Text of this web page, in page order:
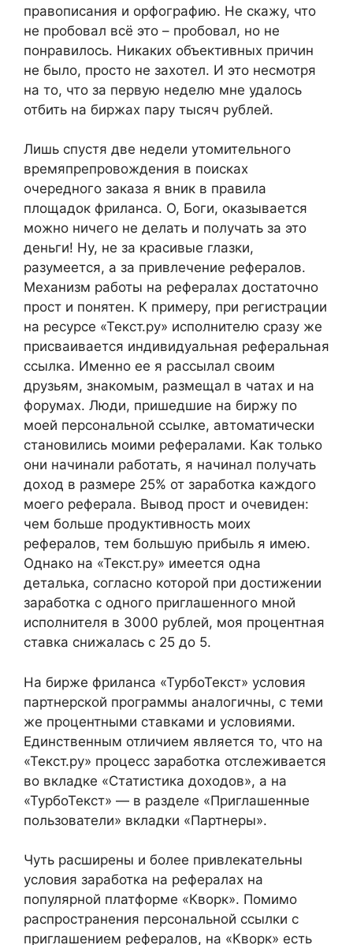
правописания и орфографию. Не скажу, что
не пробовал всё это – пробовал, но не
понравилось. Никаких объективных причин
не было, просто не захотел. И это несмотря
на то, что за первую неделю мне удалось
отбить на биржах пару тысяч рублей.
Лишь спустя две недели утомительного
времяпрепровождения в поисках
очередного заказа я вник в правила
площадок фриланса. О, Боги, оказывается
можно ничего не делать и получать за это
деньги! Ну, не за красивые глазки,
разумеется, а за привлечение рефералов.
Механизм работы на рефералах достаточно
прост и понятен. К примеру, при регистрации
на ресурсе «Текст.ру» исполнителю сразу же
присваивается индивидуальная реферальная
ссылка. Именно ее я рассылал своим
друзьям, знакомым, размещал в чатах и на
форумах. Люди, пришедшие на биржу по
моей персональной ссылке, автоматически
становились моими рефералами. Как только
они начинали работать, я начинал получать
доход в размере 25% от заработка каждого
моего реферала. Вывод прост и очевиден:
чем больше продуктивность моих
рефералов, тем большую прибыль я имею.
Однако на «Текст.ру» имеется одна
деталька, согласно которой при достижении
заработка с одного приглашенного мной
исполнителя в 3000 рублей, моя процентная
ставка снижалась с 25 до 5.
На бирже фриланса «ТурбоТекст» условия
партнерской программы аналогичны, с теми
же процентными ставками и условиями.
Единственным отличием является то, что на
«Текст.ру» процесс заработка отслеживается
во вкладке «Статистика доходов», а на
«ТурбоТекст» — в разделе «Приглашенные
пользователи» вкладки «Партнеры».
Чуть расширены и более привлекательны
условия заработка на рефералах на
популярной платформе «Кворк». Помимо
распространения персональной ссылки с
приглашением рефералов, на «Кворк» есть